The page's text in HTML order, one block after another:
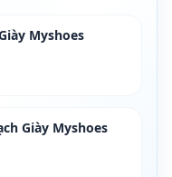
Myshoes
Giày Myshoes